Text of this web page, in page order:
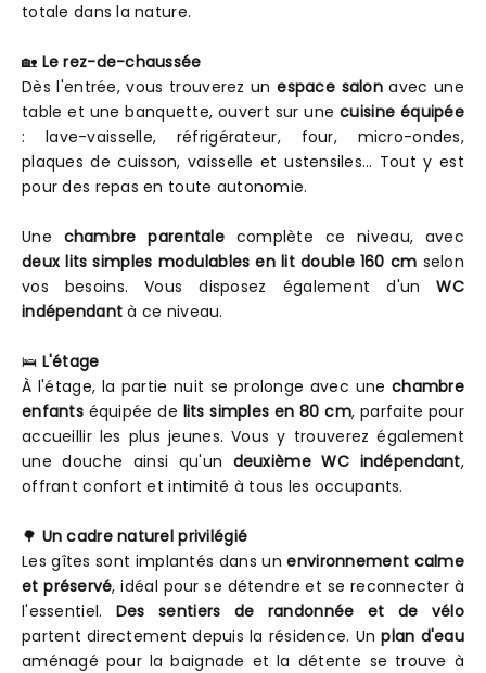
totale dans la nature.
🏡 Le rez-de-chaussée
Dès l'entrée, vous trouverez unespace salonavec une
table et une banquette, ouvert sur unecuisine équipée
: lave-vaisselle, réfrigérateur, four, micro-ondes,
plaques de cuisson, vaisselle et ustensiles… Tout y est
pour des repas en toute autonomie.
Une chambre parentalecomplète ce niveau, avec
deux lits simples modulables en lit double 160 cm selon
vos besoins. Vous disposez également d'unWC
indépendant à ce niveau.
🛌 L'étage
À l'étage, la partie nuit se prolonge avec unechambre
enfantséquipée de lits simples en 80 cm, parfaite pour
accueillir les plus jeunes. Vous y trouverez également
une douche ainsi qu'un deuxième WC indépendant,
offrant confort et intimité à tous les occupants.
🌳 Un cadre naturel privilégié
Les gîtes sont implantés dans unenvironnement calme
et préservé, idéal pour se détendre et se reconnecter à
l'essentiel. Des sentiers de randonnée et de vélo
partent directement depuis la résidence. Unplan d'eau
aménagé pour la baignade et la détente se trouve à